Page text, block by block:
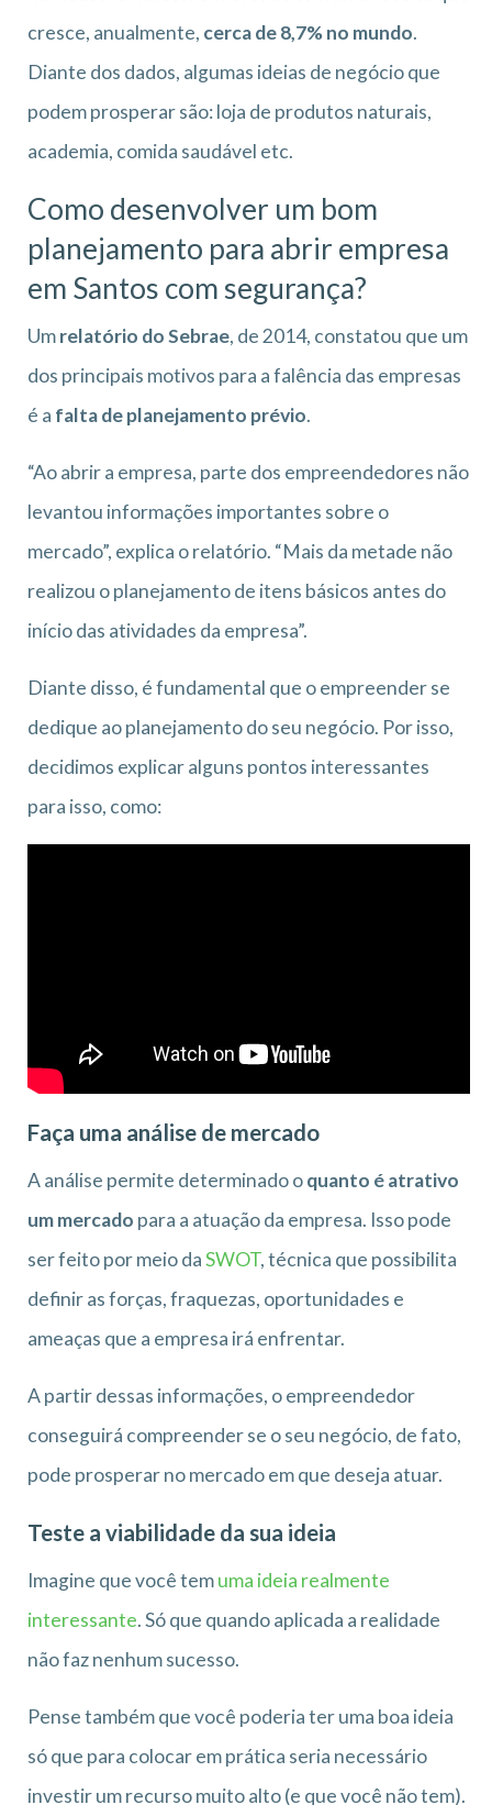
cresce, anualmente, cerca de 8,7% no mundo.
Diante dos dados, algumas ideias de negócio que
podem prosperar são: loja de produtos naturais,
academia, comida saudável etc.
Como desenvolver um bom
planejamento para abrir empresa
em Santos com segurança?
Umrelatório do Sebrae, de 2014, constatou que um
dos principais motivos para a falência das empresas
é a falta de planejamento prévio.
“Ao abrir a empresa, parte dos empreendedores não
levantou informações importantes sobre o
mercado”, explica o relatório. “Mais da metade não
realizou o planejamento de itens básicos antes do
início das atividades da empresa”.
Diante disso, é fundamental que o empreender se
dedique ao planejamento do seu negócio. Por isso,
decidimos explicar alguns pontos interessantes
para isso, como:
Faça uma análise de mercado
A análise permite determinado oquanto é atrativo
um mercado para a atuação da empresa. Isso pode
ser feito por meio daSWOT, técnica que possibilita
definir as forças, fraquezas, oportunidades e
ameaças que a empresa irá enfrentar.
A partir dessas informações, o empreendedor
conseguirá compreender se o seu negócio, de fato,
pode prosperar no mercado em que deseja atuar.
Teste a viabilidade da sua ideia
Imagine que você temuma ideia realmente
interessante. Só que quando aplicada a realidade
não faz nenhum sucesso.
Pense também que você poderia ter uma boa ideia
só que para colocar em prática seria necessário
investir um recurso muito alto (e que você não tem).